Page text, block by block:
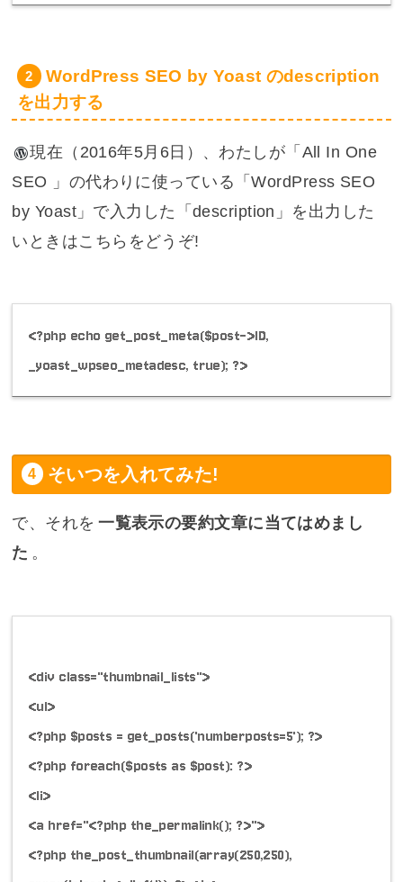
WordPress SEO by Yoast のdescription
を出力する
現在（2016年5月6日）、わたし が「All In One
SEO 」の代わりに使っている「WordPress SEO
by Yoast」で入力した「description」を出力した
いときはこちらをどうぞ!
<?php echo get_post_meta($post->ID,
_yoast_wpseo_metadesc, true); ?>
そいつを入れてみた!
で、それを 一覧表示の要約文章に当てはめまし
た 。
<div class="thumbnail_lists">
<ul>
<?php $posts = get_posts('numberposts=5'); ?>
<?php foreach($posts as $post): ?>
<li>
<a href="<?php the_permalink(); ?>">
<?php the_post_thumbnail(array(250,250),